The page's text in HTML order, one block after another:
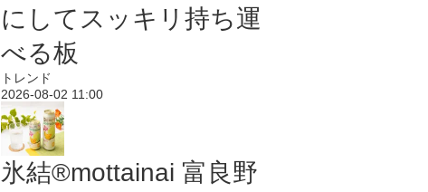
にしてスッキリ持ち運
べる板
トレンド
2026-08-02 11:00
氷結®mottainai 富良野